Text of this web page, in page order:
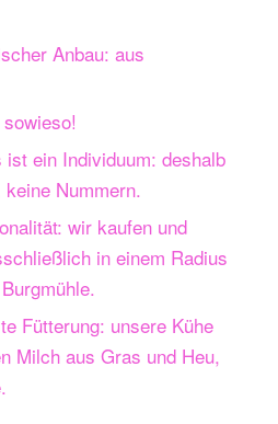
Anbau: aus
ein Individuum: deshalb
Nummern.
wir kaufen und
in einem Radius
Fütterung: unsere Kühe
Milch aus Gras und Heu,